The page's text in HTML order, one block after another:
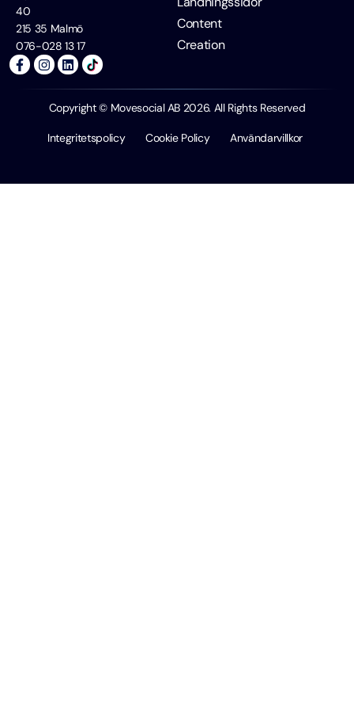
40
215 35 Malmö
076-028 13 17
Content
Creation
Copyright © Movesocial AB 2026. All Rights Reserved
Integritetspolicy Cookie Policy Användarvillkor